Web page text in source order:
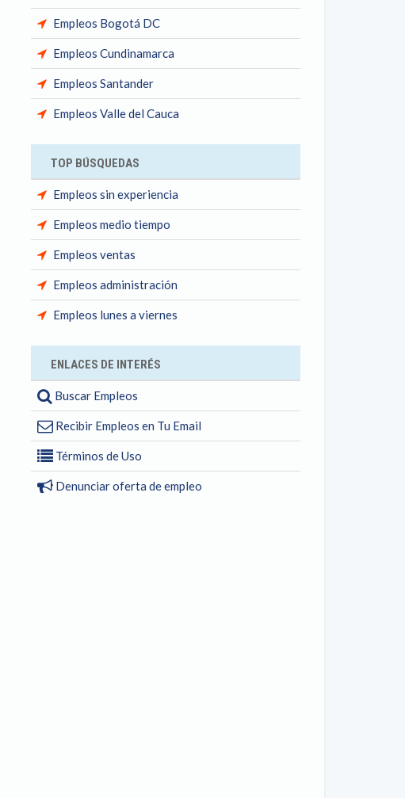
Empleos Bogotá DC
Empleos Cundinamarca
Empleos Santander
Empleos Valle del Cauca
TOP BÚSQUEDAS
Empleos sin experiencia
Empleos medio tiempo
Empleos ventas
Empleos administración
Empleos lunes a viernes
ENLACES DE INTERÉS
Buscar Empleos
Recibir Empleos en Tu Email
Términos de Uso
Denunciar oferta de empleo